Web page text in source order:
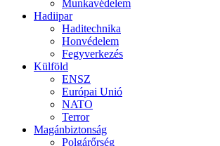
Munkavédelem
Hadiipar
Haditechnika
Honvédelem
Fegyverkezés
Külföld
ENSZ
Európai Unió
NATO
Terror
Magánbiztonság
Polgárőrség